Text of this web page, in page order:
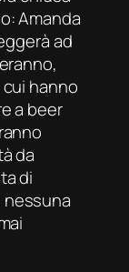
Amanda
ad
hanno
a beer
da
di
nessuna